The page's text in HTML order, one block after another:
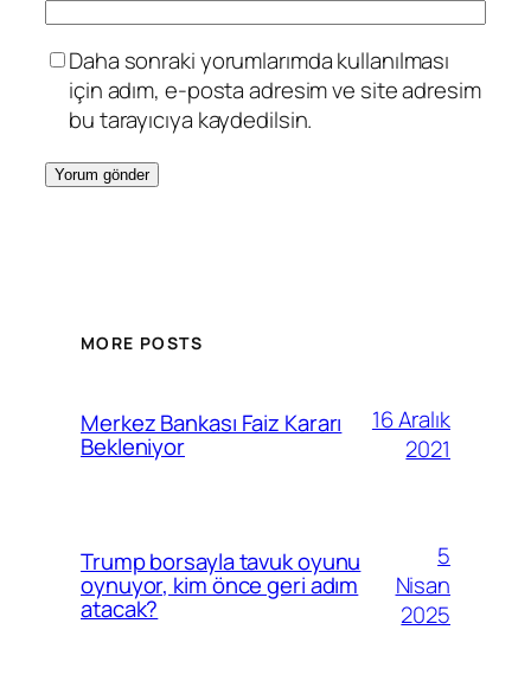
Daha sonraki yorumlarımda kullanılması
için adım, e-posta adresim ve site adresim
bu tarayıcıya kaydedilsin.
MORE POSTS
Merkez Bankası Faiz Kararı
Bekleniyor
16 Aralık
2021
Trump borsayla tavuk oyunu
oynuyor, kim önce geri adım
atacak?
5
Nisan
2025